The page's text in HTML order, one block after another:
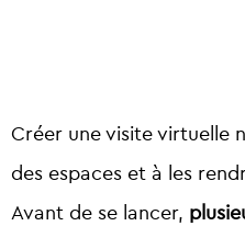
Créer une visite virtuelle
des espaces et à les
Avant de se lancer,